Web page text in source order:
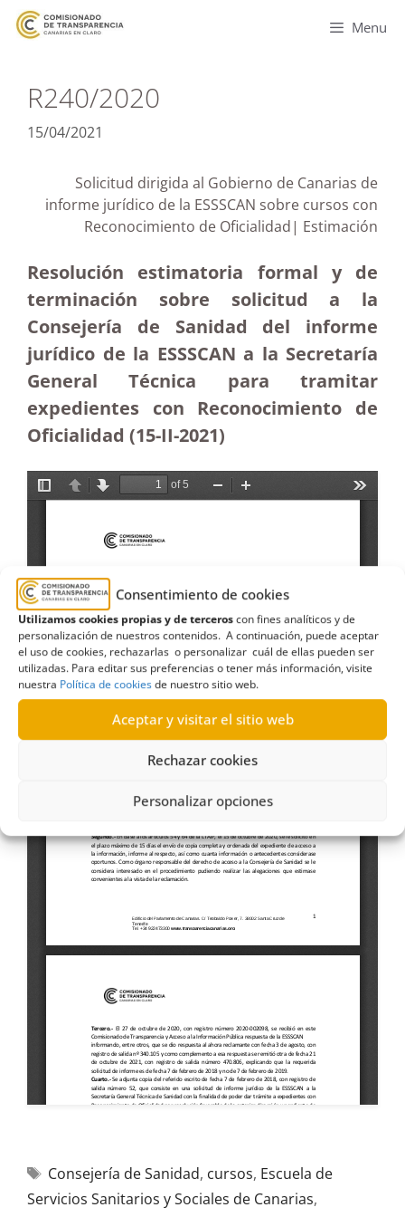
Consentimiento de cookies
Utilizamos cookies propias y de terceroscon fines analíticos y de
personalización de nuestros contenidos. A continuación, puede aceptar
el uso de cookies, rechazarlas o personalizar cuál de ellas pueden ser
utilizadas. Para editar sus preferencias o tener más información, visite
nuestra Política de cookiesde nuestro sitio web.
Aceptar y visitar el sitio web
Rechazar cookies
Personalizar opciones
Menu
R240/2020
15/04/2021
Solicitud dirigida al Gobierno de Canarias de
informe jurídico de la ESSSCAN sobre cursos con
Reconocimiento de Oficialidad| Estimación
Resolución estimatoria formal y de
terminación sobre solicitud a la
Consejería de Sanidad del informe
jurídico de la ESSSCAN a la Secretaría
General Técnica para tramitar
expedientes con Reconocimiento de
Oficialidad (15-II-2021)
Consejería de Sanidad, cursos, Escuela de
Servicios Sanitarios y Sociales de Canarias,